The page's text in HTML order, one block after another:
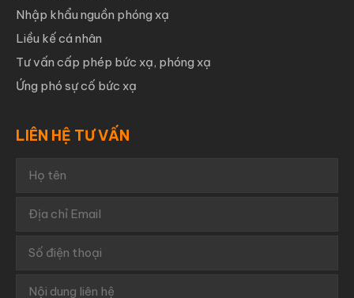
Nhập khẩu nguồn phóng xạ
Liều kế cá nhân
Tư vấn cấp phép bức xạ, phóng xạ
Ứng phó sự cố bức xạ
LIÊN HỆ TƯ VẤN